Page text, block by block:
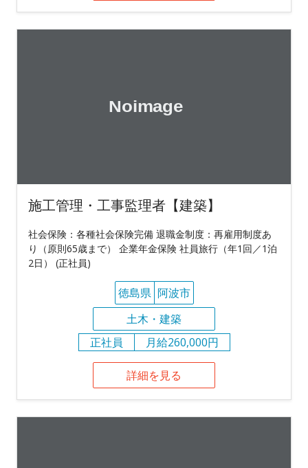
施工管理・工事監理者【建築】
社会保険：各種社会保険完備 退職金制度：再雇用制度あ
り（原則65歳まで） 企業年金保険 社員旅行（年1回／1泊
2日） (正社員)
徳島県 阿波市
土木・建築
正社員
月給260,000円
詳細を見る